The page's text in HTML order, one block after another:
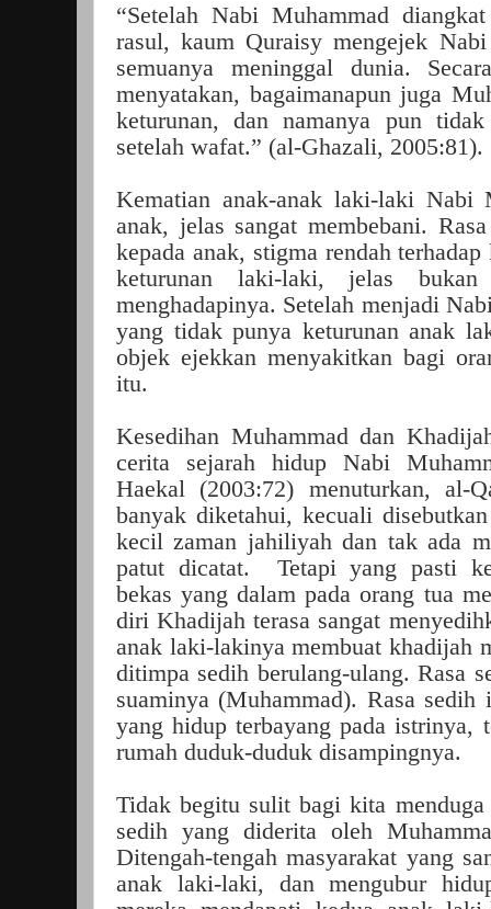
“Setelah Nabi Muhammad
rasul, kaum Quraisy mengejek
semuanya meninggal dunia.
menyatakan, bagaimanapun juga
keturunan, dan namanya pun
setelah wafat.” (al-Ghazali, 2005:81).
Kematian anak-anak laki-laki Nabi
anak, jelas sangat membebani.
kepada anak, stigma rendah
keturunan laki-laki, jelas
menghadapinya. Setelah menjadi
yang tidak punya keturunan anak
objek ejekkan menyakitkan bagi
itu.
Kesedihan Muhammad dan
cerita sejarah hidup Nabi
Haekal (2003:72) menuturkan, al-
banyak diketahui, kecuali
kecil zaman jahiliyah dan tak ada
patut dicatat. Tetapi yang pasti
bekas yang dalam pada orang tua
diri Khadijah terasa sangat
anak laki-lakinya membuat khadijah
ditimpa sedih berulang-ulang. Rasa
suaminya (Muhammad). Rasa
yang hidup terbayang pada istrinya,
rumah duduk-duduk disampingnya.
Tidak begitu sulit bagi kita menduga
sedih yang diderita oleh
Ditengah-tengah masyarakat yang
anak laki-laki, dan mengubur